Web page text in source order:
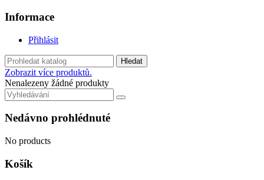
Informace
Přihlásit
Hledat
Zobrazit více produktů.
Nenalezeny žádné produkty
Nedávno prohlédnuté
No products
Košík